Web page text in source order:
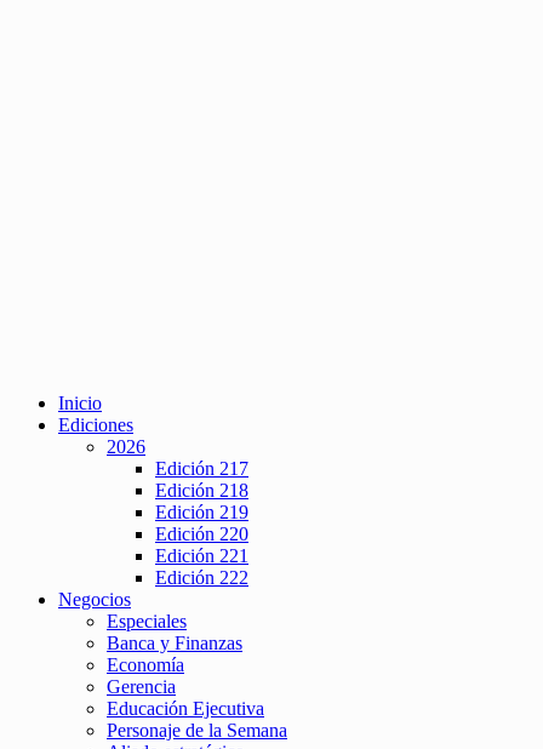
Inicio
Ediciones
2026
Edición 217
Edición 218
Edición 219
Edición 220
Edición 221
Edición 222
Negocios
Especiales
Banca y Finanzas
Economía
Gerencia
Educación Ejecutiva
Personaje de la Semana